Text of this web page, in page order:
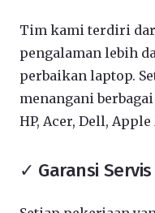
Tim kami terdiri
pengalaman lebih
perbaikan laptop.
menangani
HP, Acer, Dell,
✓ Garansi